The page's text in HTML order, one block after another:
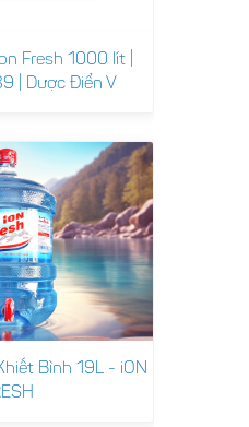
doanh cùng iON
lợi nhuận lên đến
Thứ ba, 27/02/2024
Fresh 1000 lít |
| Dược Điển V
Bình 19L - iON